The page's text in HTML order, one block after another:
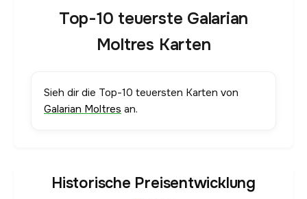
Top-10 teuerste Galarian
Moltres Karten
Sieh dir die Top-10 teuersten Karten von
Galarian Moltres an.
Historische Preisentwicklung